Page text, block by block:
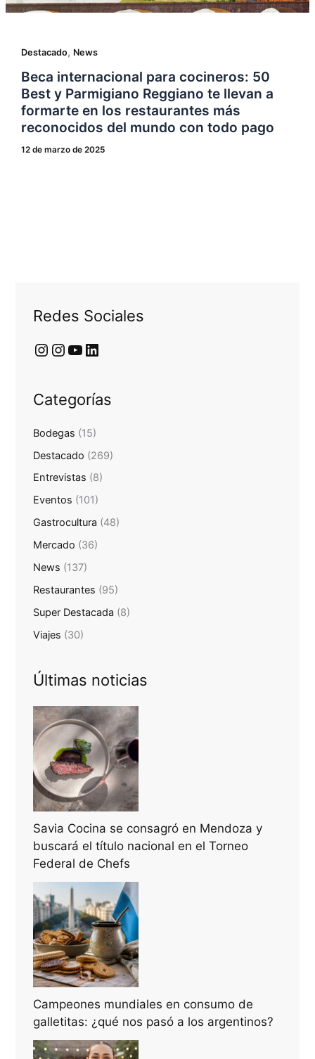
Destacado, News
Beca internacional para cocineros: 50
Best y Parmigiano Reggiano te llevan a
formarte en los restaurantes más
reconocidos del mundo con todo pago
12 de marzo de 2025
Redes Sociales
Categorías
Bodegas (15)
Destacado (269)
Entrevistas (8)
Eventos (101)
Gastrocultura (48)
Mercado (36)
News (137)
Restaurantes (95)
Super Destacada (8)
Viajes (30)
Últimas noticias
Savia Cocina se consagró en Mendoza y
buscará el título nacional en el Torneo
Federal de Chefs
Campeones mundiales en consumo de
galletitas: ¿qué nos pasó a los argentinos?